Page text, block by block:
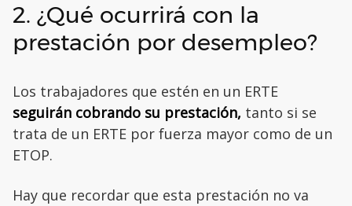
2. ¿Qué ocurrirá con la
prestación por desempleo?
Los trabajadores que estén en un ERTE
seguirán cobrando su prestación, tanto si se
trata de un ERTE por fuerza mayor como de un
ETOP.
Hay que recordar que esta prestación no va